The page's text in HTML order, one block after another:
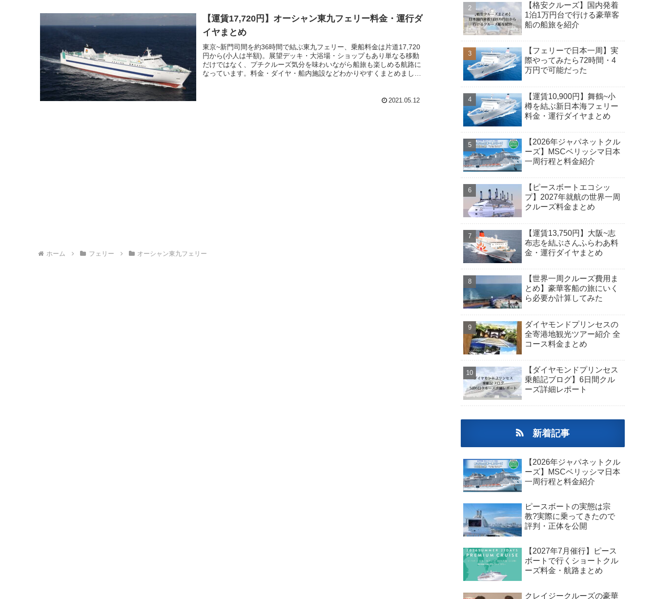
【運賃17,720円】オーシャン東九フェリー料金・運行ダ
イヤまとめ
東京~新門司間を約36時間で結ぶ東九フェリー、乗船料金は片道17,720
円から(小人は半額)。展望デッキ・大浴場・ショップもあり単なる移動
だけではなく、プチクルーズ気分を味わいながら船旅も楽しめる航路に
なっています。料金・ダイヤ・船内施設などわかりやすくまとめまし
2021.05.12
ホーム フェリー オーシャン東九フェリー
【格安クルーズ】国内発着
1泊1万円台で行ける豪華客
船の船旅を紹介
【フェリーで日本一周】実
際やってみたら72時間・4
万円で可能だった
【運賃10,900円】舞鶴~小
樽を結ぶ新日本海フェリー
料金・運行ダイヤまとめ
【2026年ジャパネットクル
ーズ】MSCベリッシマ日本
一周行程と料金紹介
【ピースボートエコシッ
プ】2027年就航の世界一周
クルーズ料金まとめ
【運賃13,750円】大阪~志
布志を結ぶさんふらわあ料
金・運行ダイヤまとめ
【世界一周クルーズ費用ま
とめ】豪華客船の旅にいく
ら必要か計算してみた
ダイヤモンドプリンセスの
全寄港地観光ツアー紹介 全
コース料金まとめ
【ダイヤモンドプリンセス
乗船記ブログ】6日間クル
ーズ詳細レポート
新着記事
【2026年ジャパネットクル
ーズ】MSCベリッシマ日本
一周行程と料金紹介
ピースボートの実態は宗
教?実際に乗ってきたので
評判・正体を公開
【2027年7月催行】ピース
ボートで行くショートクル
ーズ料金・航路まとめ
クレイジークルーズの豪華